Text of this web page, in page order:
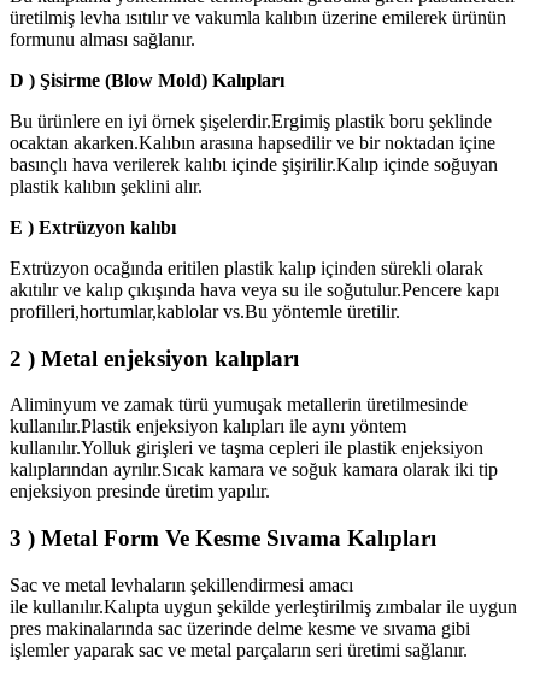
üretilmiş levha ısıtılır ve vakumla kalıbın üzerine emilerek ürünün
formunu alması sağlanır.
D ) Şisirme (Blow Mold) Kalıpları
Bu ürünlere en iyi örnek şişelerdir.Ergimiş plastik boru şeklinde
ocaktan akarken.Kalıbın arasına hapsedilir ve bir noktadan içine
basınçlı hava verilerek kalıbı içinde şişirilir.Kalıp içinde soğuyan
plastik kalıbın şeklini alır.
E ) Extrüzyon kalıbı
Extrüzyon ocağında eritilen plastik kalıp içinden sürekli olarak
akıtılır ve kalıp çıkışında hava veya su ile soğutulur.Pencere kapı
profilleri,hortumlar,kablolar vs.Bu yöntemle üretilir.
2 ) Metal enjeksiyon kalıpları
Aliminyum ve zamak türü yumuşak metallerin üretilmesinde
kullanılır.Plastik enjeksiyon kalıpları ile aynı yöntem
kullanılır.Yolluk girişleri ve taşma cepleri ile plastik enjeksiyon
kalıplarından ayrılır.Sıcak kamara ve soğuk kamara olarak iki tip
enjeksiyon presinde üretim yapılır.
3 ) Metal Form Ve Kesme Sıvama Kalıpları
Sac ve metal levhaların şekillendirmesi amacı
ile kullanılır.Kalıpta uygun şekilde yerleştirilmiş zımbalar ile uygun
pres makinalarında sac üzerinde delme kesme ve sıvama gibi
işlemler yaparak sac ve metal parçaların seri üretimi sağlanır.